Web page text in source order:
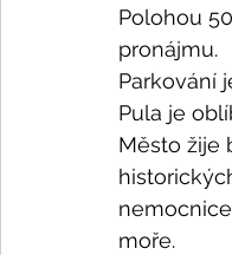
Polohou
pronájmu.
Parkování
Pula je
Město žije
moře.